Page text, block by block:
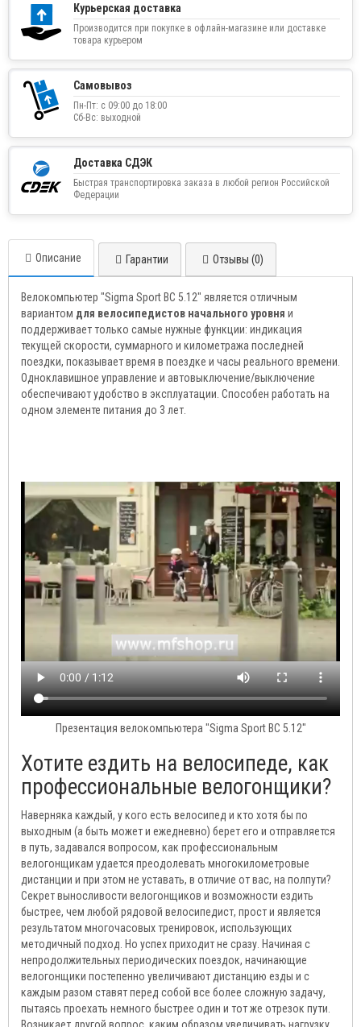
Курьерская доставка
Производится при покупке в офлайн-магазине или доставке
товара курьером
Самовывоз
Пн-Пт: с 09:00 до 18:00
Сб-Вс: выходной
Доставка СДЭК
Быстрая транспортировка заказа в любой регион Российской
Федерации
Описание Гарантии Отзывы (0)
Велокомпьютер "Sigma Sport BC 5.12" является отличным
вариантом для велосипедистов начального уровня и
поддерживает только самые нужные функции: индикация
текущей скорости, суммарного и километража последней
поездки, показывает время в поездке и часы реального времени.
Одноклавишное управление и автовыключение/выключение
обеспечивают удобство в эксплуатации. Способен работать на
одном элементе питания до 3 лет.
Презентация велокомпьютера "Sigma Sport BC 5.12"
Хотите ездить на велосипеде, как
профессиональные велогонщики?
Наверняка каждый, у кого есть велосипед и кто хотя бы по
выходным (а быть может и ежедневно) берет его и отправляется
в путь, задавался вопросом, как профессиональным
велогонщикам удается преодолевать многокилометровые
дистанции и при этом не уставать, в отличие от вас, на полпути?
Секрет выносливости велогонщиков и возможности ездить
быстрее, чем любой рядовой велосипедист, прост и является
результатом многочасовых тренировок, использующих
методичный подход. Но успех приходит не сразу. Начиная с
непродолжительных периодических поездок, начинающие
велогонщики постепенно увеличивают дистанцию езды и с
каждым разом ставят перед собой все более сложную задачу,
пытаясь проехать немного быстрее один и тот же отрезок пути.